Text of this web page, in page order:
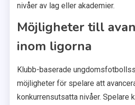
nivåer av lag eller akademier.
Möjligheter till
inom ligorna
Klubb-baserade
möjligheter för spelare att
konkurrensutsatta nivåer. Spelare